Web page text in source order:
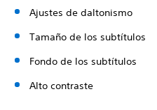
Ajustes de daltonismo
Tamaño de los subtítulos
Fondo de los subtítulos
Alto contraste